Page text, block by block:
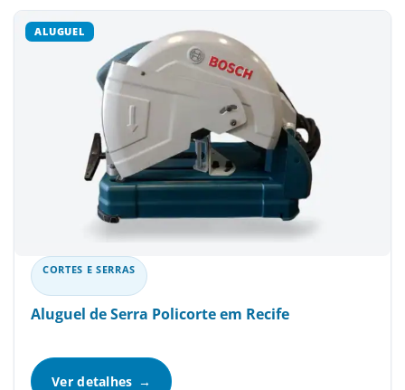
CORTES E SERRAS
Aluguel de Serra Policorte em Recife
Ver detalhes